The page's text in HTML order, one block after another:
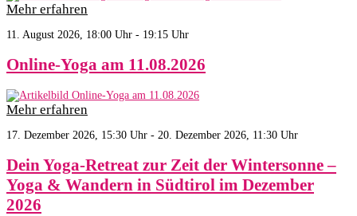
Mehr erfahren
11. August 2026, 18:00 Uhr - 19:15 Uhr
Online-Yoga am 11.08.2026
Mehr erfahren
17. Dezember 2026, 15:30 Uhr - 20. Dezember 2026, 11:30 Uhr
Dein Yoga-Retreat zur Zeit der Wintersonne –
Yoga & Wandern in Südtirol im Dezember
2026